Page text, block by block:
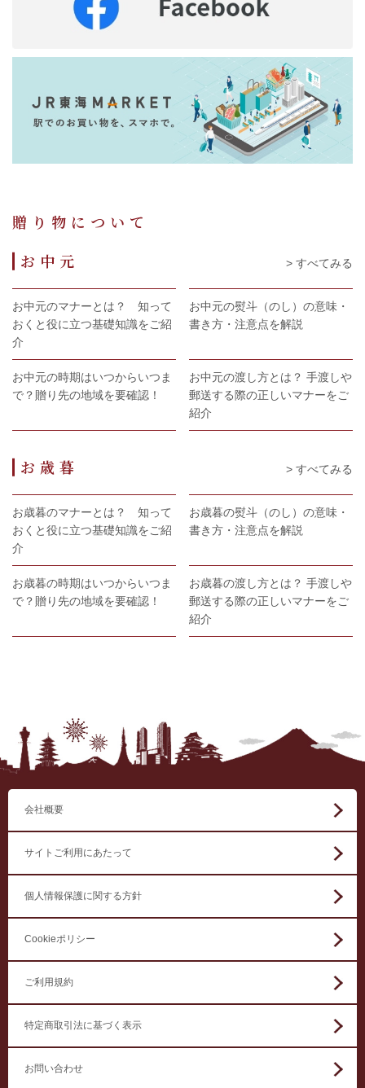
贈り物について
お中元
> すべてみる
お中元のマナーとは？ 知って
おくと役に立つ基礎知識をご紹
介
お中元の熨斗（のし）の意味・
書き方・注意点を解説
お中元の時期はいつからいつま
で？贈り先の地域を要確認！
お中元の渡し方とは？ 手渡しや
郵送する際の正しいマナーをご
紹介
お歳暮 > すべてみる
お歳暮のマナーとは？ 知って
おくと役に立つ基礎知識をご紹
介
お歳暮の熨斗（のし）の意味・
書き方・注意点を解説
お歳暮の時期はいつからいつま
で？贈り先の地域を要確認！
お歳暮の渡し方とは？ 手渡しや
郵送する際の正しいマナーをご
紹介
会社概要
サイトご利用にあたって
個人情報保護に関する方針
Cookieポリシー
ご利用規約
特定商取引法に基づく表示
お問い合わせ